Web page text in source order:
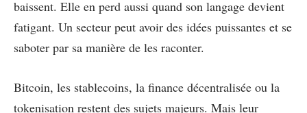
baissent. Elle en perd aussi quand son langage devient
fatigant. Un secteur peut avoir des idées puissantes et se
saboter par sa manière de les raconter.
Bitcoin, les stablecoins, la finance décentralisée ou la
tokenisation restent des sujets majeurs. Mais leur